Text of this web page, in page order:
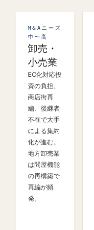
M&Aニーズ
中〜高
卸売・
小売業
EC化対応投
資の負担、
商店街再
編、後継者
不在で大手
による集約
化が進む。
地方卸売業
は問屋機能
の再構築で
再編が頻
発。